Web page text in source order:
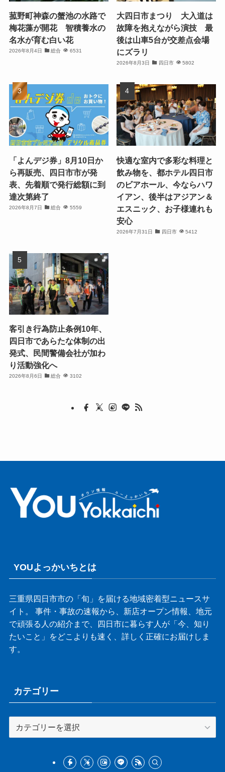
菰野町神森の蟹池の水路で
梅花藻が開花 智積養水の
名水が育む白い花
2026年8月4日 総合 6531
大四日市まつり 大入道は
故障を抱えながら演技 最
後は山車5台が交差点会場
にズラリ
2026年8月3日 四日市 5802
「よんデジ券」8月10日か
ら再販売、四日市市が発
表、先着順で発行総額に到
達次第終了
2026年8月7日 総合 5559
快適な室内で多彩な料理と
飲み物を、都ホテル四日市
のビアホール、今ならハワ
イアン、後半はアジアン＆
エスニック、お子様連れも
安心
2026年7月31日 四日市 5412
客引き行為防止条例10年、
四日市であらたな体制の出
発式、民間警備会社が加わ
り活動強化へ
2026年8月6日 総合 3102
YOUよっかいちとは
三重県四日市市の「旬」を届ける地域密着型ニュースサ
イト。 事件・事故の速報から、新店オープン情報、地元
で頑張る人の紹介まで、四日市に暮らす人が「今、知り
たいこと」をどこよりも速く、詳しく正確にお届けしま
す。
カテゴリー
テ